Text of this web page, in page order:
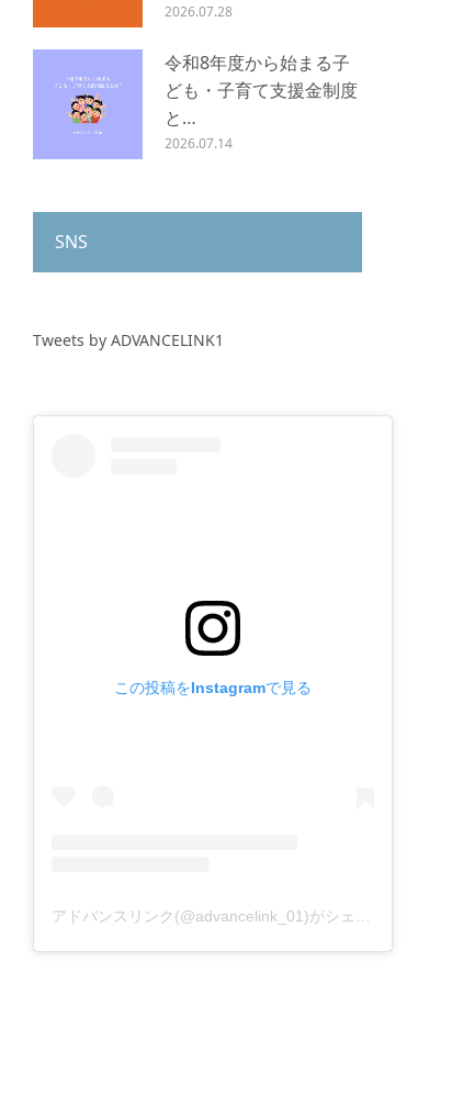
2026.07.28
令和8年度から始まる子
ども・子育て支援金制度
と…
2026.07.14
SNS
Tweets by ADVANCELINK1
この投稿をInstagramで見る